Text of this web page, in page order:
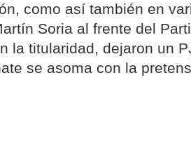
como así también en
Soria al frente del
la titularidad, dejaron un
se asoma con la